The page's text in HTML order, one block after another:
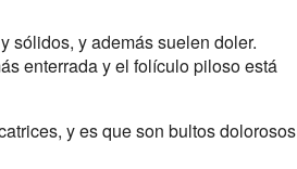
sólidos, y además suelen doler.
enterrada y el folículo piloso está
y es que son bultos dolorosos